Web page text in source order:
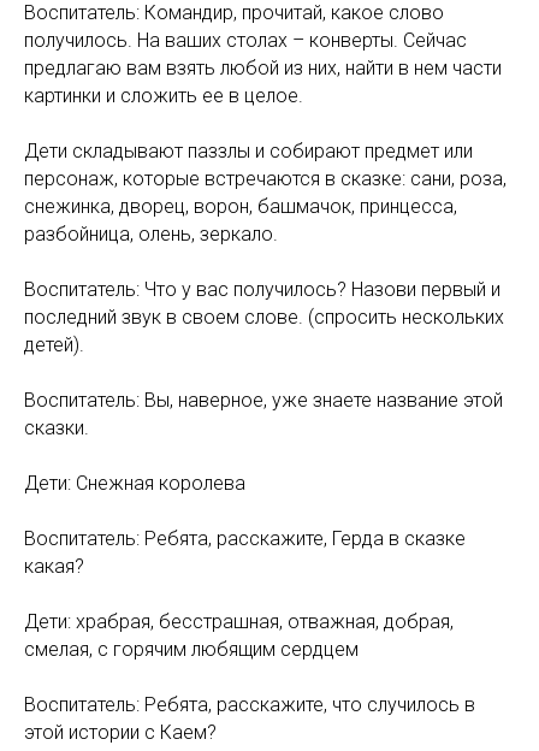
Воспитатель: Командир, прочитай, какое слово
получилось. На ваших столах – конверты. Сейчас
предлагаю вам взять любой из них, найти в нем части
картинки и сложить ее в целое.
Дети складывают паззлы и собирают предмет или
персонаж, которые встречаются в сказке: сани, роза,
снежинка, дворец, ворон, башмачок, принцесса,
разбойница, олень, зеркало.
Воспитатель: Что у вас получилось? Назови первый и
последний звук в своем слове. (спросить нескольких
детей).
Воспитатель: Вы, наверное, уже знаете название этой
сказки.
Дети: Снежная королева
Воспитатель: Ребята, расскажите, Герда в сказке
какая?
Дети: храбрая, бесстрашная, отважная, добрая,
смелая, с горячим любящим сердцем
Воспитатель: Ребята, расскажите, что случилось в
этой истории с Каем?